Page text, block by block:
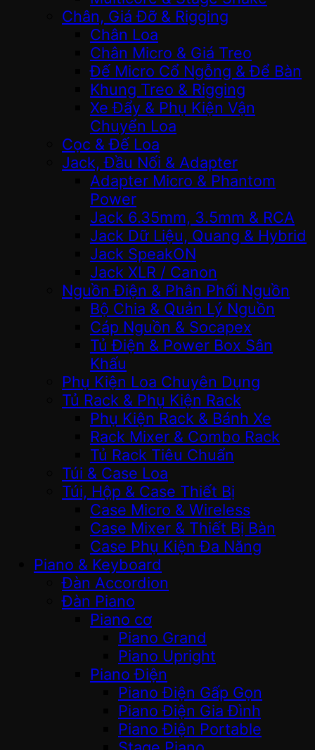
Chân, Giá Đỡ & Rigging
Chân Loa
Chân Micro & Giá Treo
Đế Micro Cổ Ngỗng & Để Bàn
Khung Treo & Rigging
Xe Đẩy & Phụ Kiện Vận
Chuyển Loa
Cọc & Đế Loa
Jack, Đầu Nối & Adapter
Adapter Micro & Phantom
Power
Jack 6.35mm, 3.5mm & RCA
Jack Dữ Liệu, Quang & Hybrid
Jack SpeakON
Jack XLR / Canon
Nguồn Điện & Phân Phối Nguồn
Bộ Chia & Quản Lý Nguồn
Cáp Nguồn & Socapex
Tủ Điện & Power Box Sân
Khấu
Phụ Kiện Loa Chuyên Dụng
Tủ Rack & Phụ Kiện Rack
Phụ Kiện Rack & Bánh Xe
Rack Mixer & Combo Rack
Tủ Rack Tiêu Chuẩn
Túi & Case Loa
Túi, Hộp & Case Thiết Bị
Case Micro & Wireless
Case Mixer & Thiết Bị Bàn
Case Phụ Kiện Đa Năng
Piano & Keyboard
Đàn Accordion
Đàn Piano
Piano cơ
Piano Grand
Piano Upright
Piano Điện
Piano Điện Gấp Gọn
Piano Điện Gia Đình
Piano Điện Portable